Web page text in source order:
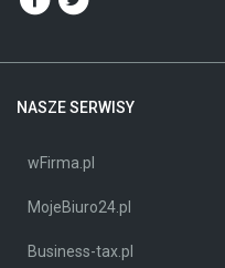
NASZE SERWISY
wFirma.pl
MojeBiuro24.pl
Business-tax.pl